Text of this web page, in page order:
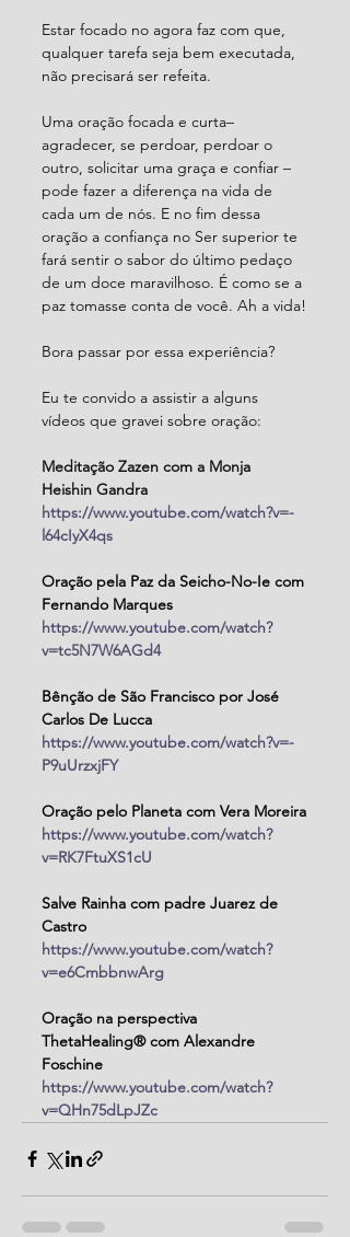
Estar focado no agora faz com que,
qualquer tarefa seja bem executada,
não precisará ser refeita.
Uma oração focada e curta–
agradecer, se perdoar, perdoar o
outro, solicitar uma graça e confiar –
pode fazer a diferença na vida de
cada um de nós. E no fim dessa
oração a confiança no Ser superior te
fará sentir o sabor do último pedaço
de um doce maravilhoso. É como se a
paz tomasse conta de você. Ah a vida!
Bora passar por essa experiência?
Eu te convido a assistir a alguns
vídeos que gravei sobre oração:
Meditação Zazen com a Monja
Heishin Gandra
https://www.youtube.com/watch?v=-
l64cIyX4qs
Oração pela Paz da Seicho-No-Ie com
Fernando Marques
https://www.youtube.com/watch?
v=tc5N7W6AGd4
Bênção de São Francisco por José
Carlos De Lucca
https://www.youtube.com/watch?v=-
P9uUrzxjFY
Oração pelo Planeta com Vera Moreira
https://www.youtube.com/watch?
v=RK7FtuXS1cU
Salve Rainha com padre Juarez de
Castro
https://www.youtube.com/watch?
v=e6CmbbnwArg
Oração na perspectiva
ThetaHealing® com Alexandre
Foschine
https://www.youtube.com/watch?
v=QHn75dLpJZc